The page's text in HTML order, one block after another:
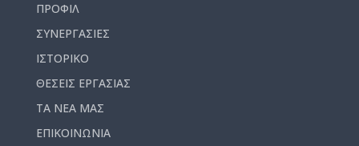
ΠΡΟΦΙΛ
ΣΥΝΕΡΓΑΣΙΕΣ
ΙΣΤΟΡΙΚΟ
ΘΕΣΕΙΣ ΕΡΓΑΣΙΑΣ
ΤΑ ΝΕΑ ΜΑΣ
ΕΠΙΚΟΙΝΩΝΙΑ